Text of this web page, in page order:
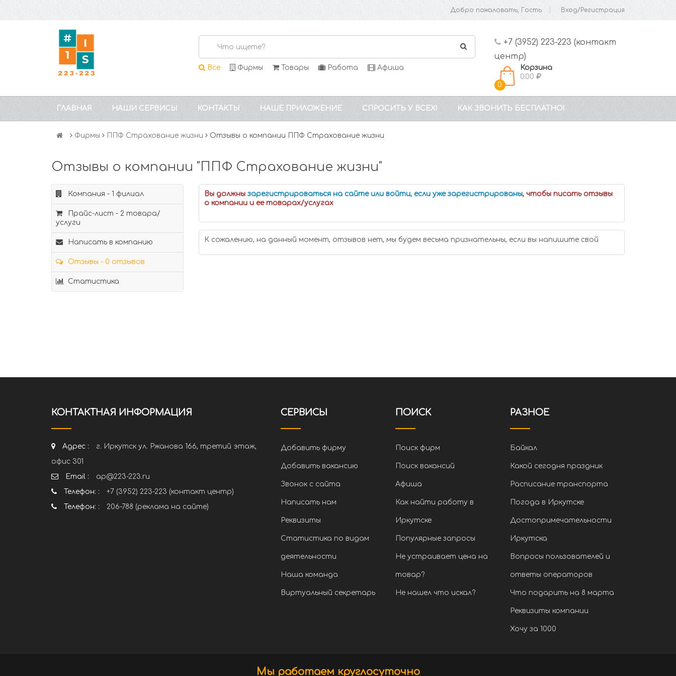
Добро пожаловать, Гость Вход/Регистрация
Все Фирмы Товары Работа Афиша
+7 (3952) 223-223 (контакт
центр)
0
Корзина
0.00
ГЛАВНАЯ НАШИ СЕРВИСЫ КОНТАКТЫ НАШЕ ПРИЛОЖЕНИЕ СПРОСИТЬ У ВСЕХ! КАК ЗВОНИТЬ БЕСПЛАТНО!
Фирмы ППФ Страхование жизни Отзывы о компании ППФ Страхование жизни
Отзывы о компании "ППФ Страхование жизни"
Компания - 1 филиал
Прайс-лист - 2 товара/
услуги
Написать в компанию
Отзывы - 0 отзывов
Статистика
Вы должны зарегистрироваться на сайте или войти, если уже зарегистрированы, чтобы писать отзывы
о компании и ее товарах/услугах
К сожалению, на данный момент, отзывов нет, мы будем весьма признательны, если вы напишите свой
КОНТАКТНАЯ ИНФОРМАЦИЯ
Адрес :
г. Иркутск ул. Ржанова 166, третий этаж,
офис 301
Email :
ap@223-223.ru
Телефон: :
+7 (3952) 223-223 (контакт центр)
Телефон: :
206-788 (реклама на сайте)
СЕРВИСЫ
Добавить фирму
Добавить вакансию
Звонок с сайта
Написать нам
Реквизиты
Статистика по видам
деятельности
Наша команда
Виртуальный секретарь
ПОИСК
Поиск фирм
Поиск вакансий
Афиша
Как найти работу в
Иркутске
Популярные запросы
Не устраивает цена на
товар?
Не нашел что искал?
РАЗНОЕ
Байкал
Какой сегодня праздник
Расписание транспорта
Погода в Иркутске
Достопримечательности
Иркутска
Вопросы пользователей и
ответы операторов
Что подарить на 8 марта
Реквизиты компании
Хочу за 1000
Мы работаем круглосуточно